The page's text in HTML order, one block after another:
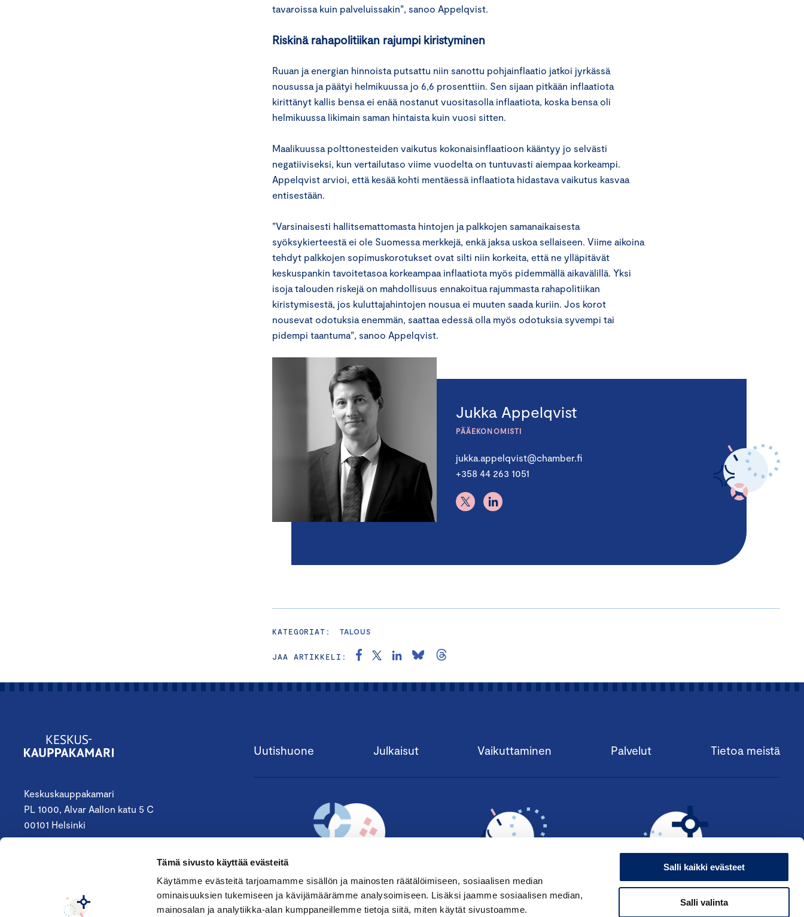
Tämä sivusto käyttää evästeitä
Käytämme evästeitä tarjoamamme sisällön ja mainosten räätälöimiseen, sosiaalisen median
ominaisuuksien tukemiseen ja kävijämäärämme analysoimiseen. Lisäksi jaamme sosiaalisen median,
mainosalan ja analytiikka-alan kumppaneillemme tietoja siitä, miten käytät sivustoamme.
Salli kaikki evästeet
Salli valinta
tavaroissa kuin palveluissakin”, sanoo Appelqvist.
Riskinä rahapolitiikan rajumpi kiristyminen
Ruuan ja energian hinnoista putsattu niin sanottu pohjainflaatio jatkoi jyrkässä
nousussa ja päätyi helmikuussa jo 6,6 prosenttiin. Sen sijaan pitkään inflaatiota
kirittänyt kallis bensa ei enää nostanut vuositasolla inflaatiota, koska bensa oli
helmikuussa likimain saman hintaista kuin vuosi sitten.
Maalikuussa polttonesteiden vaikutus kokonaisinflaatioon kääntyy jo selvästi
negatiiviseksi, kun vertailutaso viime vuodelta on tuntuvasti aiempaa korkeampi.
Appelqvist arvioi, että kesää kohti mentäessä inflaatiota hidastava vaikutus kasvaa
entisestään.
”Varsinaisesti hallitsemattomasta hintojen ja palkkojen samanaikaisesta
syöksykierteestä ei ole Suomessa merkkejä, enkä jaksa uskoa sellaiseen. Viime aikoina
tehdyt palkkojen sopimuskorotukset ovat silti niin korkeita, että ne ylläpitävät
keskuspankin tavoitetasoa korkeampaa inflaatiota myös pidemmällä aikavälillä. Yksi
isoja talouden riskejä on mahdollisuus ennakoitua rajummasta rahapolitiikan
kiristymisestä, jos kuluttajahintojen nousua ei muuten saada kuriin. Jos korot
nousevat odotuksia enemmän, saattaa edessä olla myös odotuksia syvempi tai
pidempi taantuma”, sanoo Appelqvist.
Jukka Appelqvist
PÄÄEKONOMISTI
jukka.appelqvist@chamber.fi
+358 44 263 1051
KATEGORIAT: TALOUS
JAA ARTIKKELI:
Keskuskauppakamari
PL 1000, Alvar Aallon katu 5 C
00101 Helsinki
keskuskauppakamari@chamber.fi
Seuraa meitä:
Uutishuone Julkaisut Vaikuttaminen Palvelut Tietoa meistä